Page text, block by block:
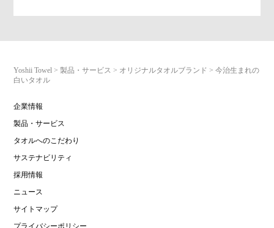
Yoshii Towel >製品・サービス > オリジナルタオルブランド >今治生まれの
白いタオル
企業情報
製品・サービス
タオルへのこだわり
サステナビリティ
採用情報
ニュース
サイトマップ
プライバシーポリシー